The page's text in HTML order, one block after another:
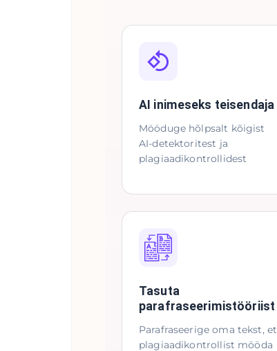
AI inimeseks teisendaja
Mööduge hõlpsalt kõigist
AI-detektoritest ja
plagiaadikontrollidest
Tasuta
parafraseerimistööriist
Parafraseerige oma tekst, et
plagiaadikontrollist mööda